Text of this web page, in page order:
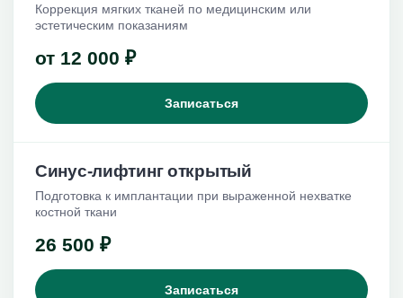
Коррекция мягких тканей по медицинским или
эстетическим показаниям
от 12 000 ₽
Записаться
Синус-лифтинг открытый
Подготовка к имплантации при выраженной нехватке
костной ткани
26 500 ₽
Записаться